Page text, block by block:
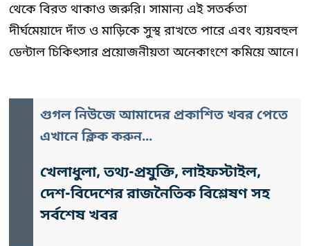
থেকে বিরত থাকাও জরুরি। সামান্য এই সতর্কতা
দীর্ঘমেয়াদে দাঁত ও মাড়িকে সুস্থ রাখতে পারে এবং ব্যয়বহুল
ডেন্টাল চিকিৎসার প্রয়োজনীয়তা অনেকাংশে কমিয়ে আনে।
গুগল নিউজে আমাদের প্রকাশিত খবর পেতে
এখানে ক্লিক করুন...
খেলাধুলা, তথ্য-প্রযুক্তি, লাইফস্টাইল,
দেশ-বিদেশের রাজনৈতিক বিশ্লেষণ সহ
সর্বশেষ খবর